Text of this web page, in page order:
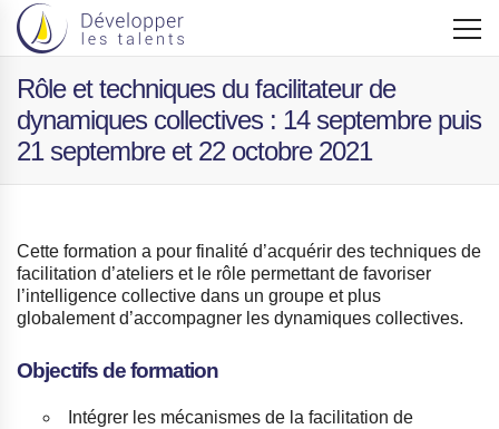
Rôle et techniques du facilitateur de
dynamiques collectives : 14 septembre puis
21 septembre et 22 octobre 2021
Cette formation a pour finalité d’acquérir des techniques de
facilitation d’ateliers et le rôle permettant de favoriser
l’intelligence collective dans un groupe et plus
globalement d’accompagner les dynamiques collectives.
Objectifs de formation
Intégrer les mécanismes de la facilitation de